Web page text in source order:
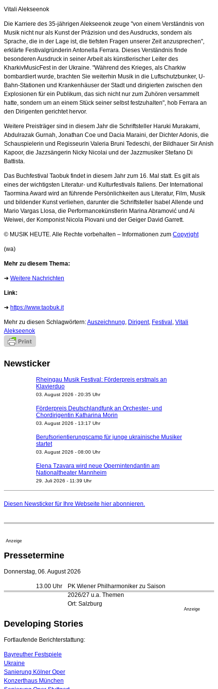
Vitali Alekseenok
Die Karriere des 35-jährigen Alekseenok zeuge "von einem Verständnis von
Musik nicht nur als Kunst der Präzision und des Ausdrucks, sondern als
Sprache, die in der Lage ist, die tiefsten Fragen unserer Zeit anzusprechen",
erklärte Festivalgründerin Antonella Ferrara. Dieses Verständnis finde
besonderen Ausdruck in seiner Arbeit als künstlerischer Leiter des
KharkivMusicFest in der Ukraine. "Während des Krieges, als Charkiw
bombardiert wurde, brachten Sie weiterhin Musik in die Luftschutzbunker, U-
Bahn-Stationen und Krankenhäuser der Stadt und dirigierten zwischen den
Explosionen für ein Publikum, das sich nicht nur zum Zuhören versammelt
hatte, sondern um an einem Stück seiner selbst festzuhalten", hob Ferrara an
den Dirigenten gerichtet hervor.
Weitere Preisträger sind in diesem Jahr die Schriftsteller Haruki Murakami,
Abdulrazak Gurnah, Jonathan Coe und Dacia Maraini, der Dichter Adonis, die
Schauspielerin und Regisseurin Valeria Bruni Tedeschi, der Bildhauer Sir Anish
Kapoor, die Jazzsängerin Nicky Nicolai und der Jazzmusiker Stefano Di
Battista.
Das Buchfestival Taobuk findet in diesem Jahr zum 16. Mal statt. Es gilt als
eines der wichtigsten Literatur- und Kulturfestivals Italiens. Der International
Taormina Award wird an führende Persönlichkeiten aus Literatur, Film, Musik
und bildender Kunst verliehen, darunter die Schriftsteller Isabel Allende und
Mario Vargas Llosa, die Performancekünstlerin Marina Abramović und Ai
Weiwei, der Komponist Nicola Piovani und der Geiger David Garrett.
© MUSIK HEUTE. Alle Rechte vorbehalten – Informationen zum Copyright
(wa)
Mehr zu diesem Thema:
➜ Weitere Nachrichten
Link:
➜ https://www.taobuk.it
Mehr zu diesen Schlagwörtern:Auszeichnung, Dirigent, Festival , Vitali
Alekseenok
Newsticker
Rheingau Musik Festival: Förderpreis erstmals an
Klavierduo
03. August 2026 - 20:35 Uhr
Förderpreis Deutschlandfunk an Orchester- und
Chordirigentin Katharina Morin
03. August 2026 - 13:17 Uhr
Berufsorientierungscamp für junge ukrainische Musiker
startet
03. August 2026 - 08:00 Uhr
Elena Tzavara wird neue Opernintendantin am
Nationaltheater Mannheim
29. Juli 2026 - 11:39 Uhr
geht 2027
Kammerorchester Heilbronn: Chefdirigent Risto Joost
Opernhäuser gedenken vertriebener jüdischer
Ensemblemitglieder
Festspiele
17. Juli 2026 - 18:03 Uhr
16. Juli 2026 - 22:49 Uhr
Quatuor Ebène wird mit Bremer Musikfest-Preis
04. August 2026 - 13:30 Uhr
Diesen Newsticker für Ihre Webseite hier abonnieren.
Anzeige
Pressetermine
Donnerstag, 06. August 2026
13.00 Uhr
PK Wiener Philharmoniker zu Saison
2026/27 u.a. Themen
Ort: Salzburg
Anzeige
Developing Stories
Fortlaufende Berichterstattung:
Bayreuther Festspiele
Ukraine
Sanierung Kölner Oper
Konzerthaus München